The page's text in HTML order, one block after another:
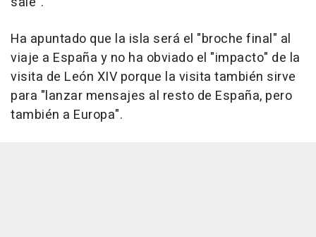
Ha apuntado que la isla será el "broche final" al
viaje a España y no ha obviado el "impacto" de la
visita de León XIV porque la visita también sirve
para "lanzar mensajes al resto de España, pero
también a Europa".